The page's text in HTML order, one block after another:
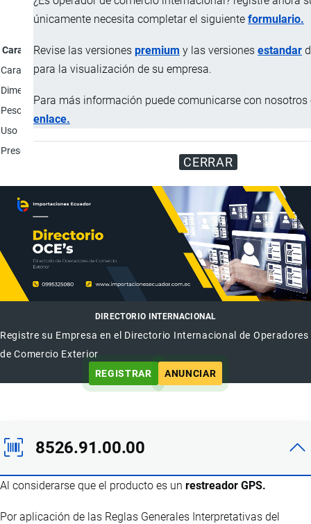
únicamente necesita completar el siguiente formulario.
Revise las versiones premium y las versiones estandar
para la visualización de su empresa.
Para más información puede comunicarse con nosotros
enlace.
CERRAR
Característica
Características Tipo de red soportada: 4G LTE, 2G GSM; Precisión de
Dimensiones
Peso
Uso
Presentación
DIRECTORIO INTERNACIONAL
Registre su Empresa en el Directorio Internacional de Operadores
de Comercio Exterior
REGISTRAR
ANUNCIAR
8526.91.00.00
Al considerarse que el producto es un restreador GPS.
Por aplicación de las Reglas Generales Interpretativas del